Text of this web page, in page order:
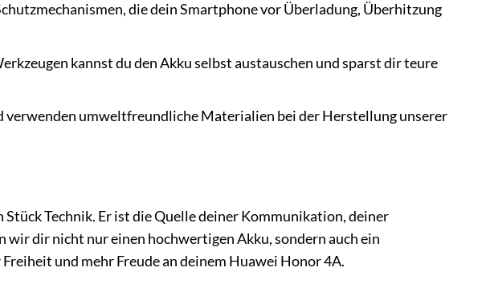
die dein Smartphone vor Überladung, Überhitzung
kannst du den Akku selbst austauschen und sparst dir teure
umweltfreundliche Materialien bei der Herstellung unserer
Technik. Er ist die Quelle deiner Kommunikation, deiner
dir nicht nur einen hochwertigen Akku, sondern auch ein
und mehr Freude an deinem Huawei Honor 4A.